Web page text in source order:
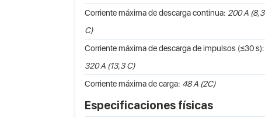
Corriente máxima de descarga continua: 200 A (8,3
C)
Corriente máxima de descarga de impulsos (≤30 s):
320 A (13,3 C)
Corriente máxima de carga: 48 A (2C)
Especificaciones físicas